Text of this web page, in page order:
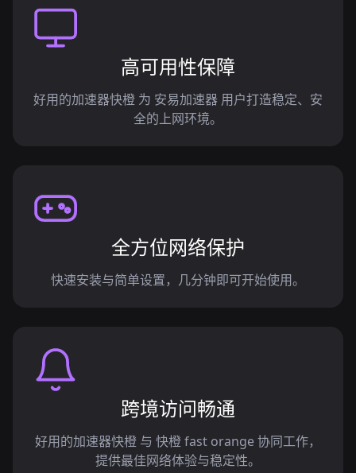
高可用性保障
好用的加速器快橙 为 安易加速器 用户打造稳定、安
全的上网环境。
全方位网络保护
快速安装与简单设置，几分钟即可开始使用。
跨境访问畅通
好用的加速器快橙 与 快橙 fast orange 协同工作，
提供最佳网络体验与稳定性。